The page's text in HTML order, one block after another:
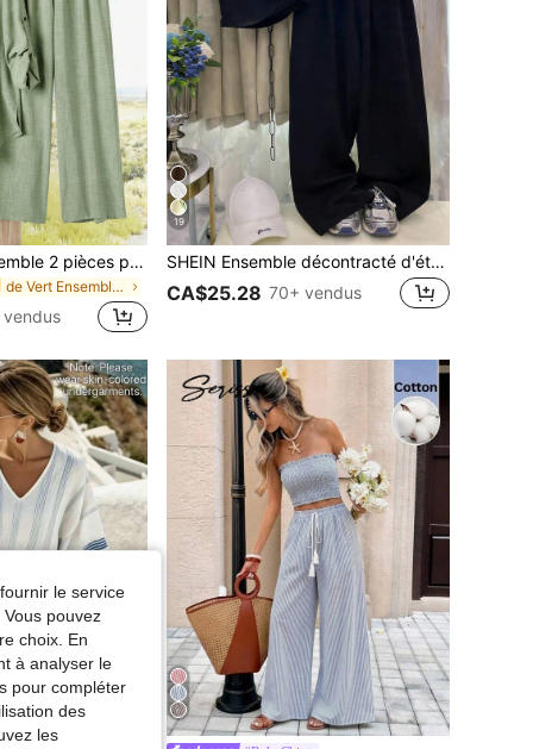
SHEIN LUNE Ensemble 2 pièces pour femme en lin vert, chemise décontractée à col V avec manches à volants et pantalon large, ensemble blouse pour femme
de Vert Ensembles assortis
19
SHEIN Ensemble décontracté d'été 2 pièces pour femmes, convenant pour un usage quotidien et sportif, t-shirt à col rond à manches courtes avec imprimé lettres New York NY en noir, design élégant et confortable, ensemble 2 pièces décontracté pour l'extérieur
CA$25.28 70+ vendus
le service
pouvez
choix. En
à analyser le
pour compléter
des
les